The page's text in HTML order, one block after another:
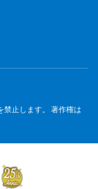
止します。 著作権は